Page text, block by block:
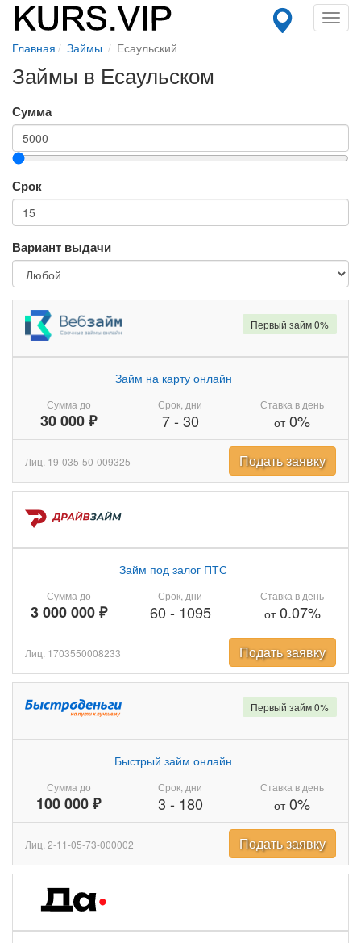
Главная Займы Есаульский
Займы в Есаульском
Сумма
Срок
Вариант выдачи
Сумма до
30 000 ₽
Займ на карту онлайн
Срок, дни
7- 30
Ставка в день
от0%
Первый займ 0%
Лиц. 19-035-50-009325 Подать заявку
Сумма до
3 000 000 ₽
Займ под залог ПТС
Срок, дни
60 - 1095
Ставка в день
от0.07%
Лиц. 1703550008233 Подать заявку
Сумма до
100 000 ₽
Быстрый займ онлайн
Срок, дни
3 - 180
Ставка в день
от0%
Первый займ 0%
Лиц. 2-11-05-73-000002 Подать заявку